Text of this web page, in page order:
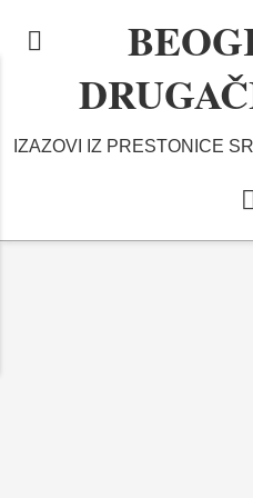
IZAZOVI IZ PRESTONICE